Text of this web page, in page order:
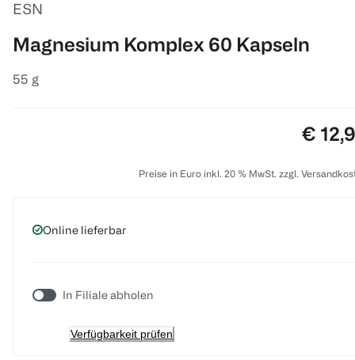
ESN
Magnesium Komplex 60 Kapseln
55 g
Preis:
€
Preise in Euro inkl. 20 % MwSt. zzgl.
Online lieferbar
In Filiale abholen
Verfügbarkeit prüfen